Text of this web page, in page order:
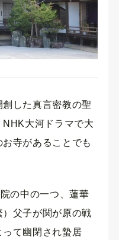
した真言密教の聖
大河ドラマで大
寺があることでも
の中の一つ、蓮華
父子が関が原の戦
て幽閉され蟄居